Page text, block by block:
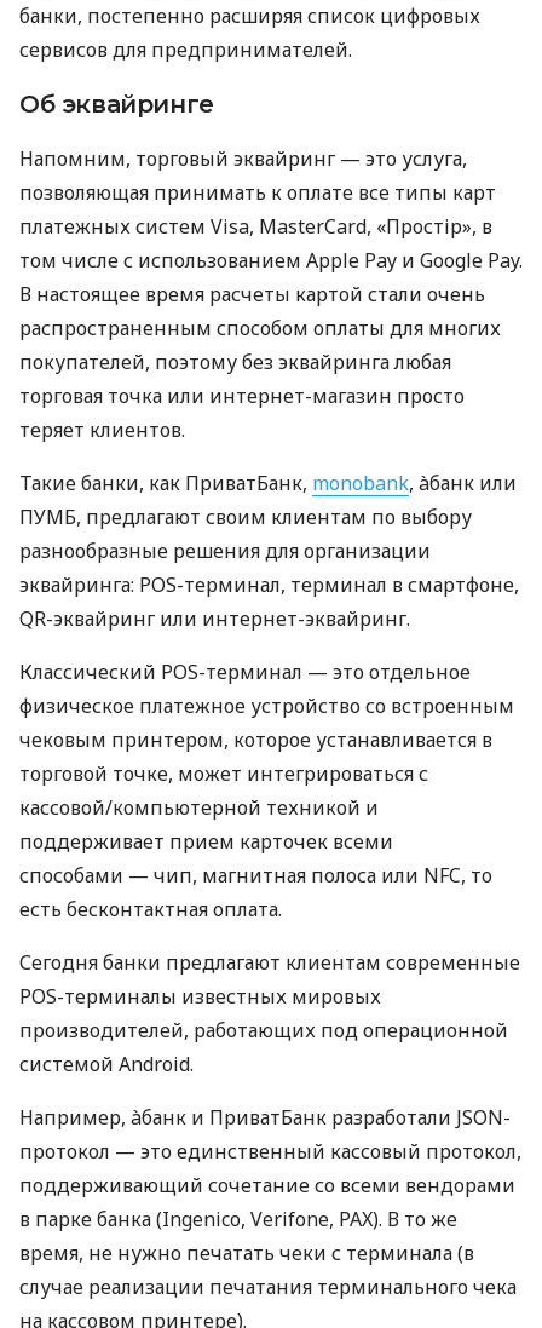
банки, постепенно расширяя список цифровых
сервисов для предпринимателей.
Об эквайринге
Напомним, торговый эквайринг — это услуга,
позволяющая принимать к оплате все типы карт
платежных систем Visa, MasterCard, «Простір», в
том числе с использованием Apple Pay и Google Pay.
В настоящее время расчеты картой стали очень
распространенным способом оплаты для многих
покупателей, поэтому без эквайринга любая
торговая точка или интернет-магазин просто
теряет клиентов.
Такие банки, как ПриватБанк, monobank, àбанк или
ПУМБ, предлагают своим клиентам по выбору
разнообразные решения для организации
эквайринга: POS-терминал, терминал в смартфоне,
QR-эквайринг или интернет-эквайринг.
Классический POS-терминал — это отдельное
физическое платежное устройство со встроенным
чековым принтером, которое устанавливается в
торговой точке, может интегрироваться с
кассовой/компьютерной техникой и
поддерживает прием карточек всеми
способами — чип, магнитная полоса или NFC, то
есть бесконтактная оплата.
Сегодня банки предлагают клиентам современные
POS-терминалы известных мировых
производителей, работающих под операционной
системой Android.
Например, àбанк и ПриватБанк разработали JSON-
протокол — это единственный кассовый протокол,
поддерживающий сочетание со всеми вендорами
в парке банка (Ingenico, Verifone, PAX). В то же
время, не нужно печатать чеки с терминала (в
случае реализации печатания терминального чека
на кассовом принтере).